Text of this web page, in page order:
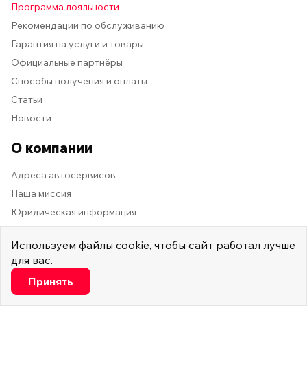
Программа лояльности
Рекомендации по обслуживанию
Гарантия на услуги и товары
Официальные партнёры
Способы получения и оплаты
Статьи
Новости
О компании
Адреса автосервисов
Наша миссия
Юридическая информация
Адреса автосервисов и магазинов
аккумуляторов
Адлерский р-он, ул. Гастелло, д. 30/3
Используем файлы cookie, чтобы сайт работал лучше
для вас.
Настроить
Минимальные
Принять